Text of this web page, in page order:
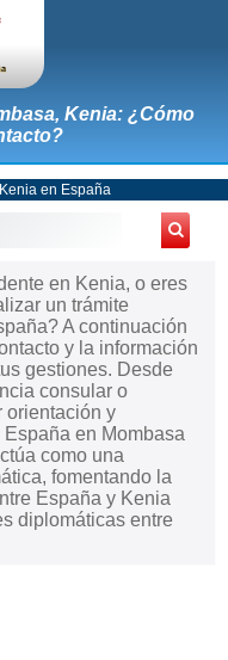
Kenia: ¿Cómo
en España
en Kenia, o eres
un trámite
A continuación
y la información
gestiones. Desde
consular o
orientación y
en Mombasa
como una
fomentando la
España y Kenia
diplomáticas entre